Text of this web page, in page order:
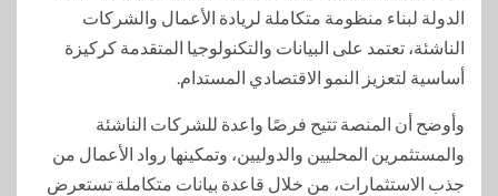
الدولة لبناء منظومة متكاملة لريادة الأعمال والشركات
الناشئة، تعتمد على البيانات والتكنولوجيا المتقدمة كركيزة
أساسية لتعزيز النمو الاقتصادي المستدام.
وأوضح أن المنصة تتيح فرصًا واعدة للشركات الناشئة
والمستثمرين المحليين والدوليين، وتمكينها رواد الأعمال من
جذب الاستثمارات، من خلال قاعدة بيانات متكاملة تستعرض